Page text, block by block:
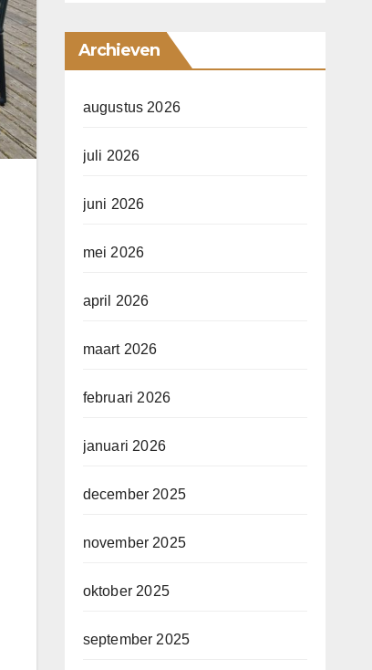
Archieven
augustus 2026
juli 2026
juni 2026
mei 2026
april 2026
maart 2026
februari 2026
januari 2026
december 2025
november 2025
oktober 2025
september 2025